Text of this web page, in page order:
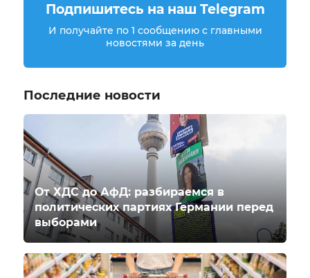
Подпишитесь на наш Telegram
И получайте по 1 сообщению с главными
новостями за день
Последние новости
От ХДС до АфД: разбираемся в
политических партиях Германии перед
выборами